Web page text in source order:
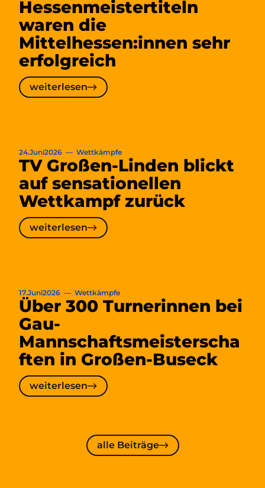
Hessenmeistertiteln
waren die
Mittelhessen:innen sehr
erfolgreich
weiterlesen
weiterlesen
Mit
Hessenmeistertiteln
waren
die
24.Juni2026 — Wettkämpfe
TV Großen-Linden blickt
auf sensationellen
Wettkampf zurück
weiterlesen
weiterlesen
TV
Großen-
Linden
blickt
auf
sensationellen
Wettkampf
zurück
17.Juni2026 — Wettkämpfe
Über 300 Turnerinnen bei
Gau-
Mannschaftsmeisterscha
ften in Großen-Buseck
weiterlesen
weiterlesen
alle Beiträge
alle
Beiträge